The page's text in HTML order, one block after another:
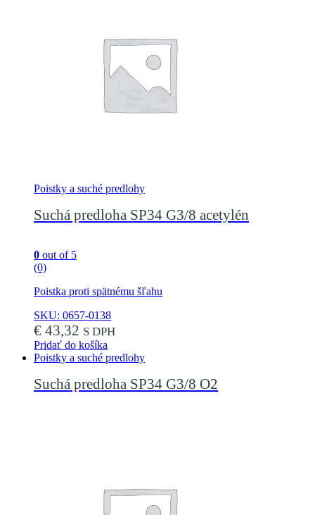
Poistky a suché predlohy
Suchá predloha SP34 G3/8 acetylén
0 out of 5
(0)
Poistka proti spätnému šľahu
SKU: 0657-0138
€ 43,32 S DPH
Pridať do košíka
Poistky a suché predlohy
Suchá predloha SP34 G3/8 O2